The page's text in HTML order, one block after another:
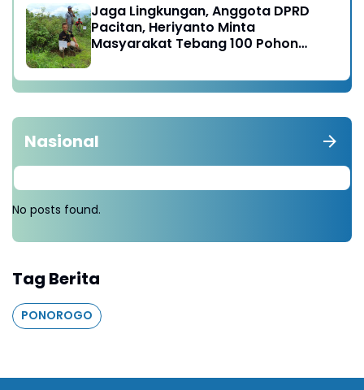
Jaga Lingkungan, Anggota DPRD
Pacitan, Heriyanto Minta
Masyarakat Tebang 100 Pohon
Nasional
No posts found.
Tag Berita
PONOROGO